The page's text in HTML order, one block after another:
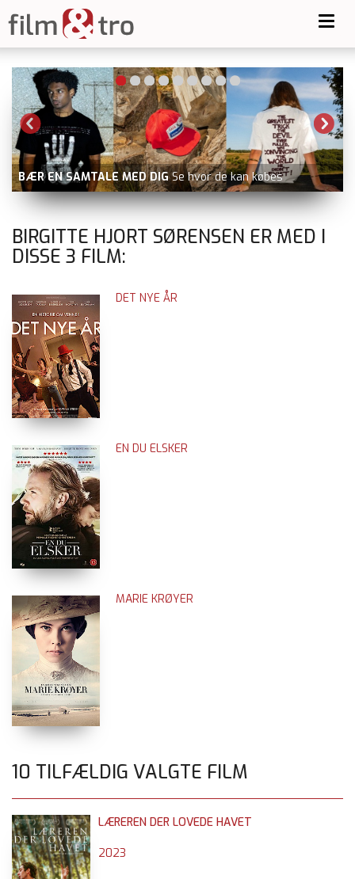
BÆR EN SAMTALE MED DIG Se hvor de kan købes
BIRGITTE HJORT SØRENSEN ER MED I
DISSE 3 FILM:
DET NYE ÅR
EN DU ELSKER
MARIE KRØYER
10 TILFÆLDIG VALGTE FILM
LÆREREN DER LOVEDE HAVET
2023